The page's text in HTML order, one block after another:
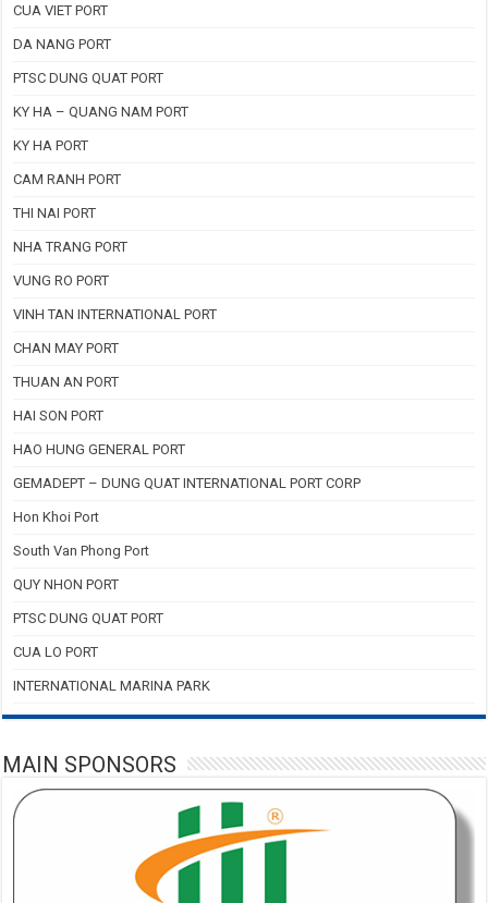
CUA VIET PORT
DA NANG PORT
PTSC DUNG QUAT PORT
KY HA – QUANG NAM PORT
KY HA PORT
CAM RANH PORT
THI NAI PORT
NHA TRANG PORT
VUNG RO PORT
VINH TAN INTERNATIONAL PORT
CHAN MAY PORT
THUAN AN PORT
HAI SON PORT
HAO HUNG GENERAL PORT
GEMADEPT – DUNG QUAT INTERNATIONAL PORT CORP
Hon Khoi Port
South Van Phong Port
QUY NHON PORT
PTSC DUNG QUAT PORT
CUA LO PORT
INTERNATIONAL MARINA PARK
MAIN SPONSORS